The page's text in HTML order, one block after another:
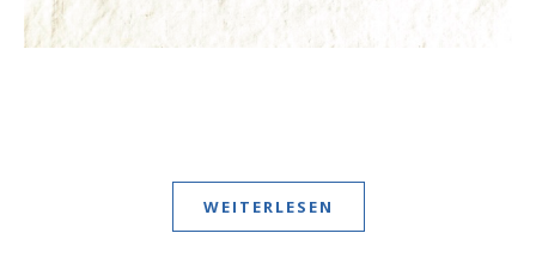
WEITERLESEN